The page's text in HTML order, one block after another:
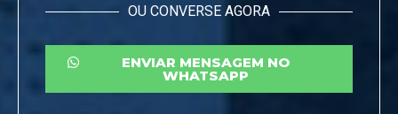
OU CONVERSE AGORA
ENVIAR MENSAGEM NO
WHATSAPP